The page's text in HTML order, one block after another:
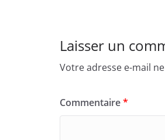
Laisser un
Votre adresse e-mail
Commentaire*